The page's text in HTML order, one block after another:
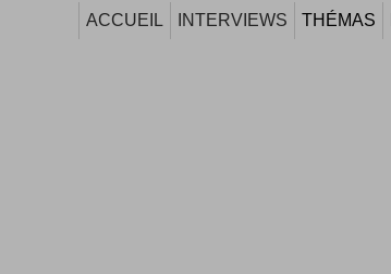
ACCUEIL INTERVIEWS THÉMAS